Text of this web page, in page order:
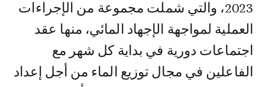
2023، والتي شملت مجموعة من الإجراءات
العملية لمواجهة الإجهاد المائي، منها عقد
اجتماعات دورية في بداية كل شهر مع
الفاعلين في مجال توزيع الماء من أجل إعداد